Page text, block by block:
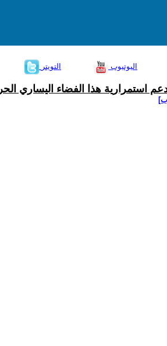
التويتر اليوتيوب
استمرارية هذا الفضاء اليساري الحر